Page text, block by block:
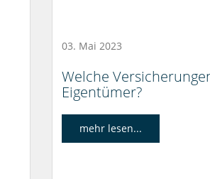
03. Mai 2023
Welche
Eigentümer?
mehr lesen...